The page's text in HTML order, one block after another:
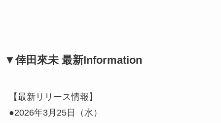
▼倖田來未 最新Information
【最新リリース情報】
●2026年3月25日（水）